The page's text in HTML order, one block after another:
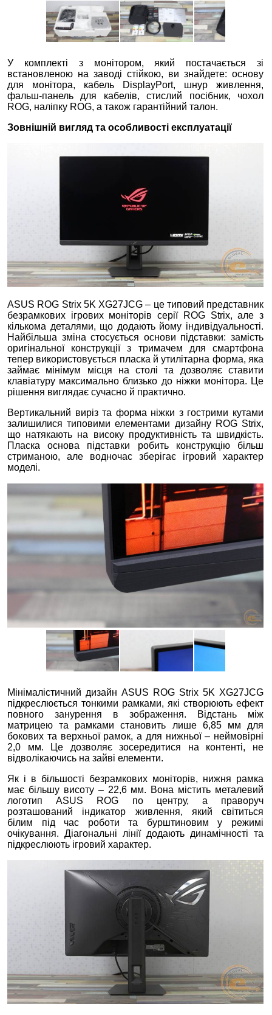
У комплекті з монітором, який постачається зі
встановленою на заводі стійкою, ви знайдете: основу
для монітора, кабель DisplayPort, шнур живлення,
фальш-панель для кабелів, стислий посібник, чохол
ROG, наліпку ROG, а також гарантійний талон.
Зовнішній вигляд та особливості експлуатації
ASUS ROG Strix 5K XG27JCG – це типовий представник
безрамкових ігрових моніторів серії ROG Strix, але з
кількома деталями, що додають йому індивідуальності.
Найбільша зміна стосується основи підставки: замість
оригінальної конструкції з тримачем для смартфона
тепер використовується пласка й утилітарна форма, яка
займає мінімум місця на столі та дозволяє ставити
клавіатуру максимально близько до ніжки монітора. Це
рішення виглядає сучасно й практично.
Вертикальний виріз та форма ніжки з гострими кутами
залишилися типовими елементами дизайну ROG Strix,
що натякають на високу продуктивність та швидкість.
Пласка основа підставки робить конструкцію більш
стриманою, але водночас зберігає ігровий характер
моделі.
Мінімалістичний дизайн ASUS ROG Strix 5K XG27JCG
підкреслюється тонкими рамками, які створюють ефект
повного занурення в зображення. Відстань між
матрицею та рамками становить лише 6,85 мм для
бокових та верхньої рамок, а для нижньої – неймовірні
2,0 мм. Це дозволяє зосередитися на контенті, не
відволікаючись на зайві елементи.
Як і в більшості безрамкових моніторів, нижня рамка
має більшу висоту – 22,6 мм. Вона містить металевий
логотип ASUS ROG по центру, а праворуч
розташований індикатор живлення, який світиться
білим під час роботи та бурштиновим у режимі
очікування. Діагональні лінії додають динамічності та
підкреслюють ігровий характер.